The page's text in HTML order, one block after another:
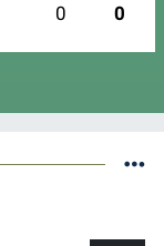
0 0